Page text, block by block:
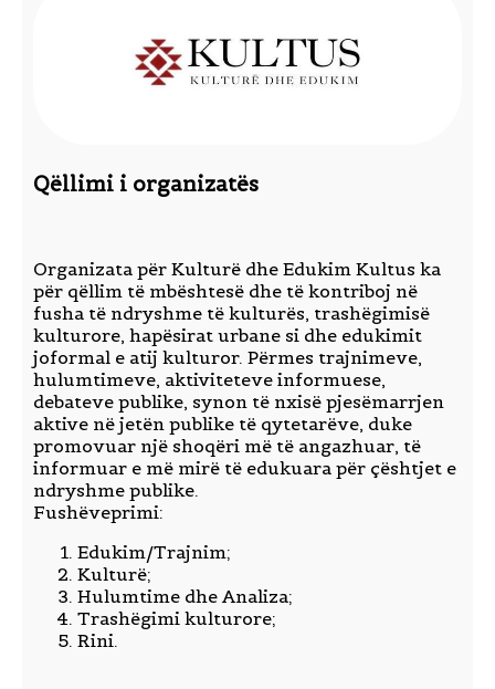
Qëllimi i organizatës
Organizata për Kulturë dhe Edukim Kultus ka
për qëllim të mbështesë dhe të kontriboj në
fusha të ndryshme të kulturës, trashëgimisë
kulturore, hapësirat urbane si dhe edukimit
joformal e atij kulturor. Përmes trajnimeve,
hulumtimeve, aktiviteteve informuese,
debateve publike, synon të nxisë pjesëmarrjen
aktive në jetën publike të qytetarëve, duke
promovuar një shoqëri më të angazhuar, të
informuar e më mirë të edukuara për çështjet e
ndryshme publike.
Fushëveprimi:
Edukim/Trajnim;
Kulturë;
Hulumtime dhe Analiza;
Trashëgimi kulturore;
Rini.